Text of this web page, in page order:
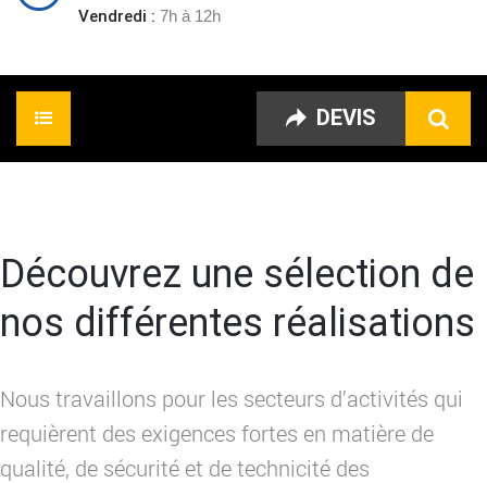
Vendredi : 7h à 12h
Rodage
Rodage Grande Longueur
Travaux sur Bloc
Equipements
Métrologie et contrôle
Contact
DEVIS
Découvrez une sélection de
nos différentes réalisations
Nous travaillons pour les secteurs d’activités qui
requièrent des exigences fortes en matière de
qualité, de sécurité et de technicité des